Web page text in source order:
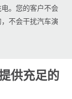
。您的客户不会
不会干扰汽车演
供充足的